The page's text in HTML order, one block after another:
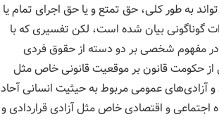
کس نمی‌تواند به طور کلی، حق تمتع و یا حق اجرای تمام یا
گوناگونی بیان شده است، لکن تفسیری که با
در مفهوم شخصی بر دو دسته از حقوق فردی
ناشی از حکومت قانون بر موقعیت قانونی خاص مثل
معنای حقوق و آزادی‌های عمومی مربوط به حیثیت انسانی آحاد
اجتماعی و اقتصادی خاص مثل آزادی قراردادی و